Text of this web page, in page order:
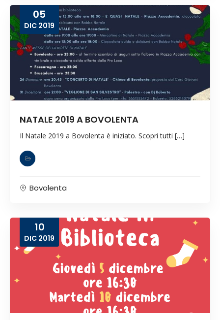
05
DIC 2019
NATALE 2019 A BOVOLENTA
Il Natale 2019 a Bovolenta è iniziato. Scopri tutti […]
Bovolenta
10
DIC 2019